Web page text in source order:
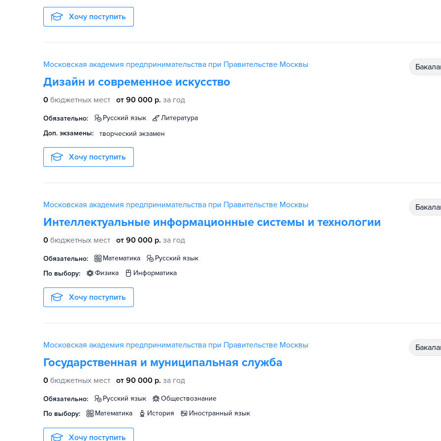
Хочу поступить
Московская академия предпринимательства при Правительстве Москвы
Дизайн и современное искусство
0 бюджетных мест от 90 000 р. за год
Обязательно: русский язык
литература
Доп. экзамены:
творческий экзамен
Хочу поступить
Московская академия предпринимательства при Правительстве Москвы
Интеллектуальные информационные системы и технологии
0 бюджетных мест от 90 000 р. за год
Обязательно: математика
русский язык
По выбору:
физика информатика
Хочу поступить
Московская академия предпринимательства при Правительстве Москвы
Государственная и муниципальная служба
0 бюджетных мест от 90 000 р. за год
Обязательно: русский язык
обществознание
По выбору:
математика история иностранный язык
Хочу поступить